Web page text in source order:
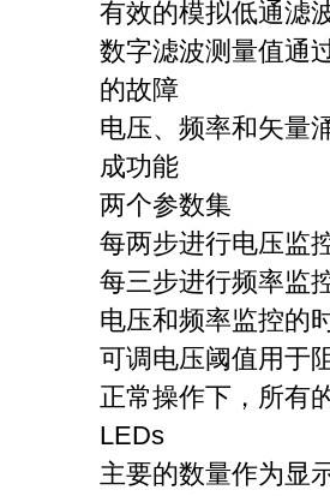
有效的模拟低通滤
数字滤波测量值通
的故障
电压、频率和矢量
成功能
两个参数集
每两步进行电压监
每三步进行频率监
电压和频率监控的
可调电压阈值用于
正常操作下，所有
LEDs
主要的数量作为显